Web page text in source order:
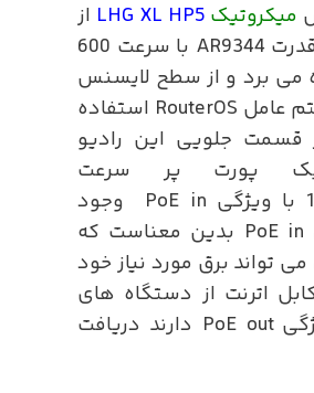
میکروتیک LHG XL HP5 از
پردازنده پر قدرت AR9344 با سرعت 600
می برد و از سطح لایسنس
3 برای سیستم عامل RouterOS استفاده
قسمت جلویی این رادیو
پورت پر سرعت
10/100Mbps با ویژگی PoE in وجود
دارد. ویژگی PoE in بدین معناست که
تواند برق مورد نیاز خود
اترنت از دستگاه های
دیگر که ویژگی PoE out دارند دریافت